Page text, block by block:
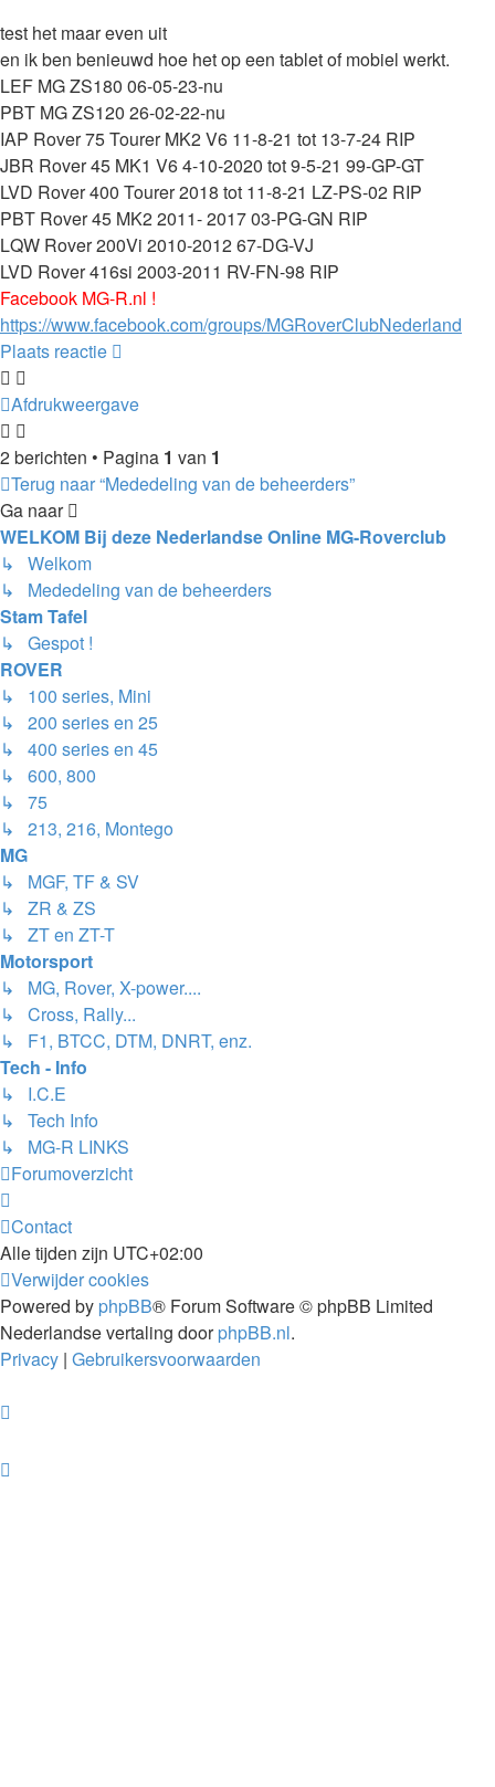
test het maar even uit
en ik ben benieuwd hoe het op een tablet of mobiel werkt.
LEF MG ZS180 06-05-23-nu
PBT MG ZS120 26-02-22-nu
IAP Rover 75 Tourer MK2 V6 11-8-21 tot 13-7-24 RIP
JBR Rover 45 MK1 V6 4-10-2020 tot 9-5-21 99-GP-GT
LVD Rover 400 Tourer 2018 tot 11-8-21 LZ-PS-02 RIP
PBT Rover 45 MK2 2011- 2017 03-PG-GN RIP
LQW Rover 200Vi 2010-2012 67-DG-VJ
LVD Rover 416si 2003-2011 RV-FN-98 RIP
Facebook MG-R.nl !
https://www.facebook.com/groups/MGRoverClubNederland
Plaats reactie
Afdrukweergave
2 berichten • Pagina 1 van 1
Terug naar “Mededeling van de beheerders”
Ga naar
WELKOM Bij deze Nederlandse Online MG-Roverclub
↳ Welkom
↳ Mededeling van de beheerders
Stam Tafel
↳ Gespot !
ROVER
↳ 100 series, Mini
↳ 200 series en 25
↳ 400 series en 45
↳ 600, 800
↳ 75
↳ 213, 216, Montego
MG
↳ MGF, TF & SV
↳ ZR & ZS
↳ ZT en ZT-T
Motorsport
↳ MG, Rover, X-power....
↳ Cross, Rally...
↳ F1, BTCC, DTM, DNRT, enz.
Tech - Info
↳ I.C.E
↳ Tech Info
↳ MG-R LINKS
Forumoverzicht
Contact
Alle tijden zijn UTC+02:00
Verwijder cookies
Powered by phpBB® Forum Software © phpBB Limited
Nederlandse vertaling doorphpBB.nl.
Privacy | Gebruikersvoorwaarden